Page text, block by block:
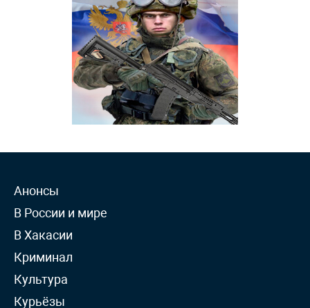
Анонсы
В России и мире
В Хакасии
Криминал
Культура
Курьёзы